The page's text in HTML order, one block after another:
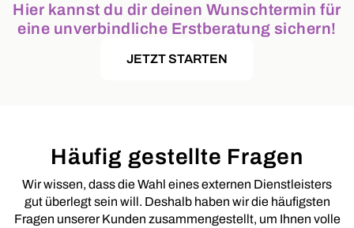
Hier kannst du dir deinen Wunschtermin für
eine unverbindliche Erstberatung sichern!
JETZT STARTEN
Häufig gestellte Fragen
Wir wissen, dass die Wahl eines externen Dienstleisters
gut überlegt sein will. Deshalb haben wir die häufigsten
Fragen unserer Kunden zusammengestellt, um Ihnen volle